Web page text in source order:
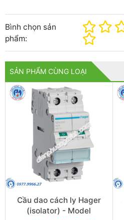
Bình chọn sản
phẩm:
SẢN PHẨM CÙNG LOẠI
Cầu dao cách ly Hager
(isolator) - Model